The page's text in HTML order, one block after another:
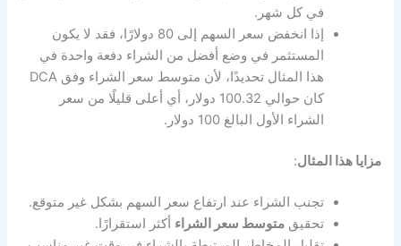
في كل شهر.
إذا انخفض سعر السهم إلى 80 دولارًا، فقد لا يكون
المستثمر في وضع أفضل من الشراء دفعة واحدة في
هذا المثال تحديدًا، لأن متوسط سعر الشراء وفق DCA
كان حوالي 100.32 دولار، أي أعلى قليلًا من سعر
الشراء الأول البالغ 100 دولار.
مزايا هذا المثال:
تجنب الشراء عند ارتفاع سعر السهم بشكل غير متوقع.
تحقيق متوسط سعر الشراءأكثر استقرارًا.